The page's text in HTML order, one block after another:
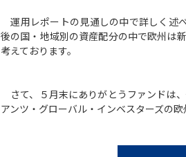
運用レポートの見通しの中で詳しく述
後の国・地域別の資産配分の中で欧州は
考えております。
さて、５月末にありがとうファンドは
アンツ・グローバル・インベスターズの欧